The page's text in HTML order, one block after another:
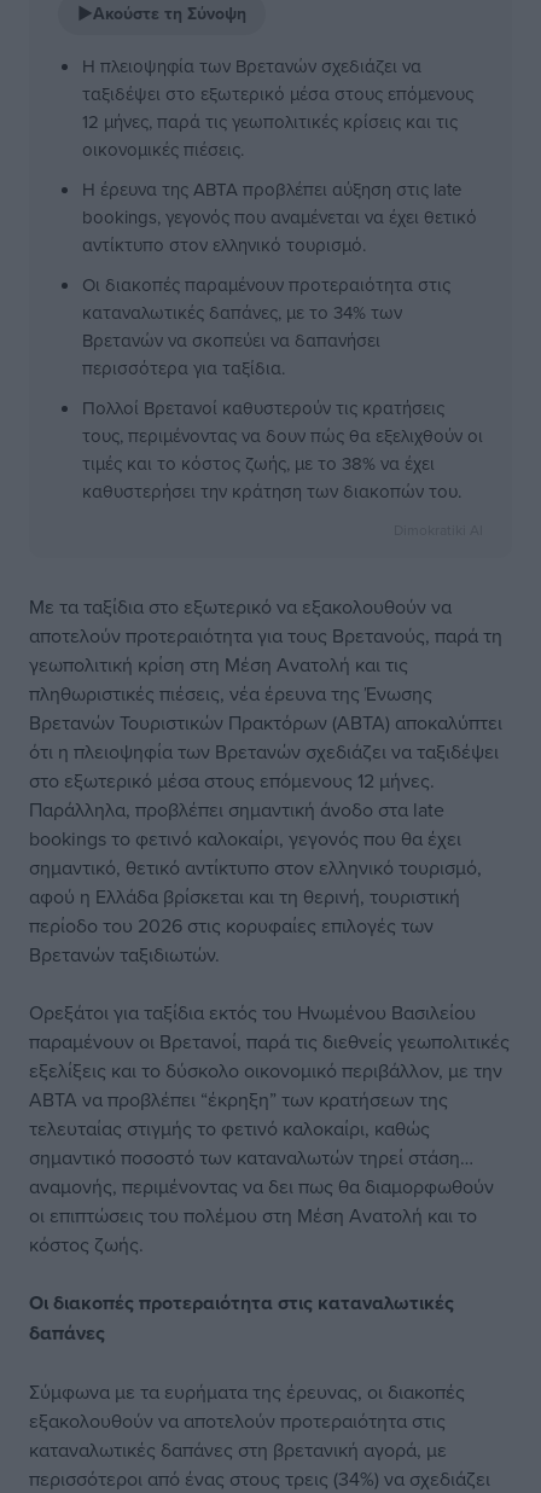
▶Ακούστε τη Σύνοψη
Η πλειοψηφία των Βρετανών σχεδιάζει να
ταξιδέψει στο εξωτερικό μέσα στους επόμενους
12 μήνες, παρά τις γεωπολιτικές κρίσεις και τις
οικονομικές πιέσεις.
Η έρευνα της ABTA προβλέπει αύξηση στις late
bookings, γεγονός που αναμένεται να έχει θετικό
αντίκτυπο στον ελληνικό τουρισμό.
Οι διακοπές παραμένουν προτεραιότητα στις
καταναλωτικές δαπάνες, με το 34% των
Βρετανών να σκοπεύει να δαπανήσει
περισσότερα για ταξίδια.
Πολλοί Βρετανοί καθυστερούν τις κρατήσεις
τους, περιμένοντας να δουν πώς θα εξελιχθούν οι
τιμές και το κόστος ζωής, με το 38% να έχει
καθυστερήσει την κράτηση των διακοπών του.
Με τα ταξίδια στο εξωτερικό να εξακολουθούν να
αποτελούν προτεραιότητα για τους Βρετανούς, παρά τη
γεωπολιτική κρίση στη Μέση Ανατολή και τις
πληθωριστικές πιέσεις, νέα έρευνα της Ένωσης
Βρετανών Τουριστικών Πρακτόρων (ABTA) αποκαλύπτει
ότι η πλειοψηφία των Βρετανών σχεδιάζει να ταξιδέψει
στο εξωτερικό μέσα στους επόμενους 12 μήνες.
Παράλληλα, προβλέπει σημαντική άνοδο στα late
bookings το φετινό καλοκαίρι, γεγονός που θα έχει
σημαντικό, θετικό αντίκτυπο στον ελληνικό τουρισμό,
αφού η Ελλάδα βρίσκεται και τη θερινή, τουριστική
περίοδο του 2026 στις κορυφαίες επιλογές των
Βρετανών ταξιδιωτών.
Ορεξάτοι για ταξίδια εκτός του Ηνωμένου Βασιλείου
παραμένουν οι Βρετανοί, παρά τις διεθνείς γεωπολιτικές
εξελίξεις και το δύσκολο οικονομικό περιβάλλον, με την
ABTA να προβλέπει “έκρηξη” των κρατήσεων της
τελευταίας στιγμής το φετινό καλοκαίρι, καθώς
σημαντικό ποσοστό των καταναλωτών τηρεί στάση…
αναμονής, περιμένοντας να δει πως θα διαμορφωθούν
οι επιπτώσεις του πολέμου στη Μέση Ανατολή και το
κόστος ζωής.
Οι διακοπές προτεραιότητα στις καταναλωτικές
δαπάνες
Σύμφωνα με τα ευρήματα της έρευνας, οι διακοπές
εξακολουθούν να αποτελούν προτεραιότητα στις
καταναλωτικές δαπάνες στη βρετανική αγορά, με
περισσότεροι από ένας στους τρεις (34%) να σχεδιάζει